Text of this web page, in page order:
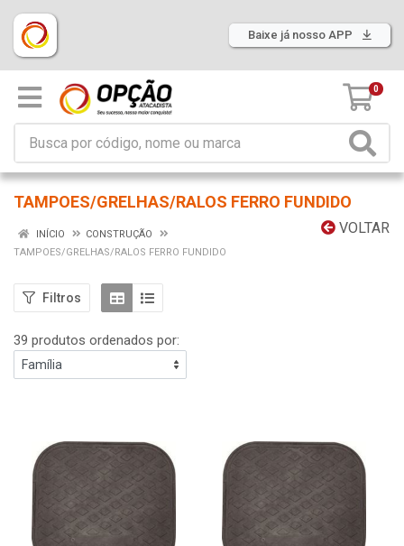
Baixe já nosso APP
0
TAMPOES/GRELHAS/RALOS FERRO FUNDIDO
VOLTAR
INÍCIO
CONSTRUÇÃO
TAMPOES/GRELHAS/RALOS FERRO FUNDIDO
Filtros
39 produtos ordenados por: